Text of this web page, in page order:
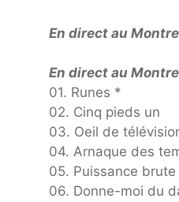
En direct au
En direct au
01. Runes *
02. Cinq pieds un
03. Oeil de
04. Arnaque des
05. Puissance brute
06. Donne-moi du